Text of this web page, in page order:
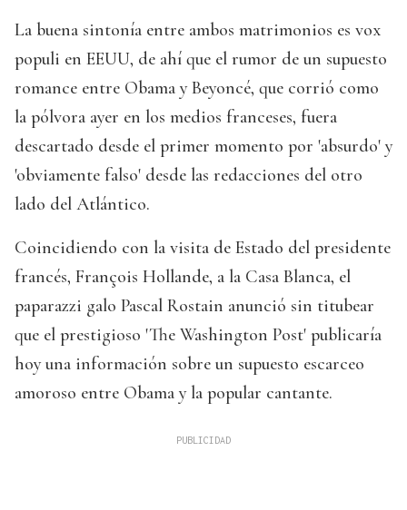
La buena sintonía entre ambos matrimonios es vox
populi en EEUU, de ahí que el rumor de un supuesto
romance entre Obama y Beyoncé, que corrió como
la pólvora ayer en los medios franceses, fuera
descartado desde el primer momento por 'absurdo' y
'obviamente falso' desde las redacciones del otro
lado del Atlántico.
Coincidiendo con la visita de Estado del presidente
francés, François Hollande, a la Casa Blanca, el
paparazzi galo Pascal Rostain anunció sin titubear
que el prestigioso 'The Washington Post' publicaría
hoy una información sobre un supuesto escarceo
amoroso entre Obama y la popular cantante.